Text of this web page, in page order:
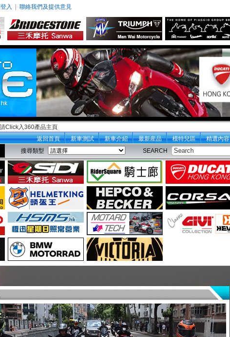
入 聯絡我們及提供意見
請Click入360產品主頁
返回首頁
新車測試 新車介紹 最新産品 模特兒區 精選內容
搜尋類型 SEARCH